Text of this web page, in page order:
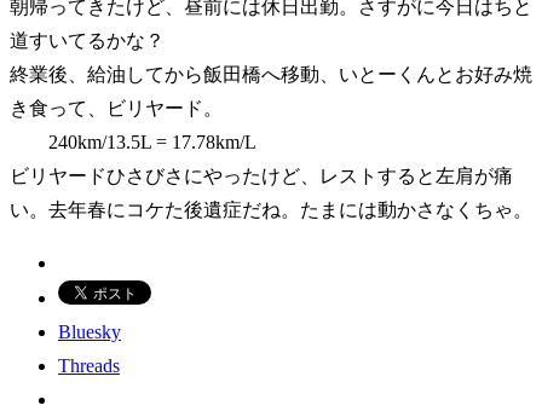
朝帰ってきたけど、昼前には休日出勤。さすがに今日はちと
道すいてるかな？
終業後、給油してから飯田橋へ移動、いとーくんとお好み焼
き食って、ビリヤード。
240km/13.5L = 17.78km/L
ビリヤードひさびさにやったけど、レストすると左肩が痛
い。去年春にコケた後遺症だね。たまには動かさなくちゃ。
Bluesky
Threads